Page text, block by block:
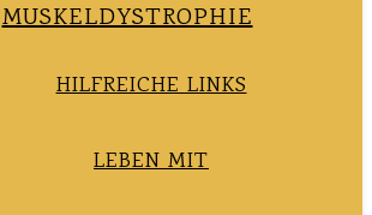
MUSKELDYSTROPHIE
HILFREICHE LINKS
LEBEN MIT